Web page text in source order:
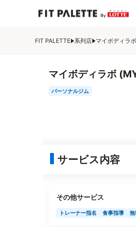
FIT PALETTE 系列店 マイボディラ
マイボディラボ
パーソナルジム
サービス内容
その他サービス
トレーナー指名 食事指導